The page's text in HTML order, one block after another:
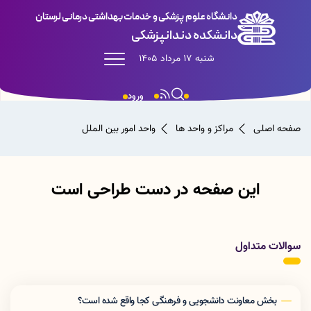
دانشگاه علوم پزشکی و خدمات بهداشتی درمانی لرستان
دانشکده دندانپزشکی
شنبه 17 مرداد 1405
ورود
صفحه اصلی مراکز و واحد ها واحد امور بین الملل
این صفحه در دست طراحی است
سوالات متداول
بخش معاونت دانشجویی و فرهنگی کجا واقع شده است؟